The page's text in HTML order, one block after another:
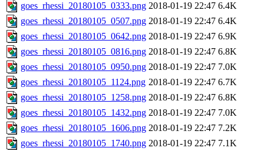
goes_rhessi_20180105_0333.png 2018-01-19 22:47 6.4K
goes_rhessi_20180105_0507.png 2018-01-19 22:47 6.4K
goes_rhessi_20180105_0642.png 2018-01-19 22:47 6.9K
goes_rhessi_20180105_0816.png 2018-01-19 22:47 6.8K
goes_rhessi_20180105_0950.png 2018-01-19 22:47 7.0K
goes_rhessi_20180105_1124.png 2018-01-19 22:47 6.7K
goes_rhessi_20180105_1258.png 2018-01-19 22:47 6.8K
goes_rhessi_20180105_1432.png 2018-01-19 22:47 7.0K
goes_rhessi_20180105_1606.png 2018-01-19 22:47 7.2K
goes_rhessi_20180105_1740.png 2018-01-19 22:47 7.1K